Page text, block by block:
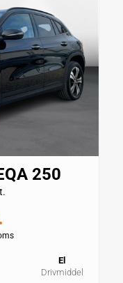
sæder
uden
250
El
Drivmiddel